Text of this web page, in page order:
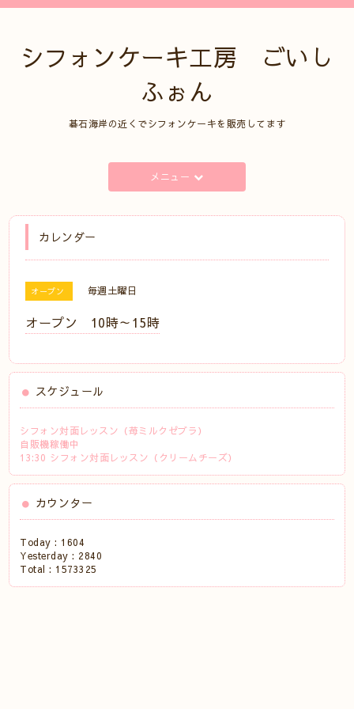
シフォンケーキ工房 ごいし
ふぉん
碁石海岸の近くでシフォンケーキを販売してます
メニュー
カレンダー
オープン 毎週土曜日
オープン 10時～15時
スケジュール
シフォン対面レッスン（苺ミルクゼブラ）
自販機稼働中
13:30 シフォン対面レッスン（クリームチーズ）
カウンター
Today : 1604
Yesterday : 2840
Total : 1573325